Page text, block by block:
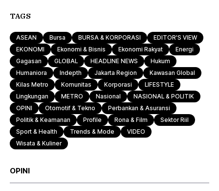
TAGS
ASEAN Bursa BURSA & KORPORASI
EDITOR'S VIEW
EKONOMI
Ekonomi & Bisnis Ekonomi Rakyat
Energi
Gagasan
GLOBAL HEADLINE NEWS
Hukum
Humaniora
Indepth Jakarta Region
Kawasan Global
Kilas Metro
Komunitas Korporasi
LIFESTYLE
Lingkungan
METRO Nasional
NASIONAL & POLITIK
OPINI
Otomotif & Tekno
Perbankan & Asuransi
Politik & Keamanan
Profile Rona & Film
Sektor Riil
Sport & Health
Trends & Mode
VIDEO
Wisata & Kuliner
OPINI